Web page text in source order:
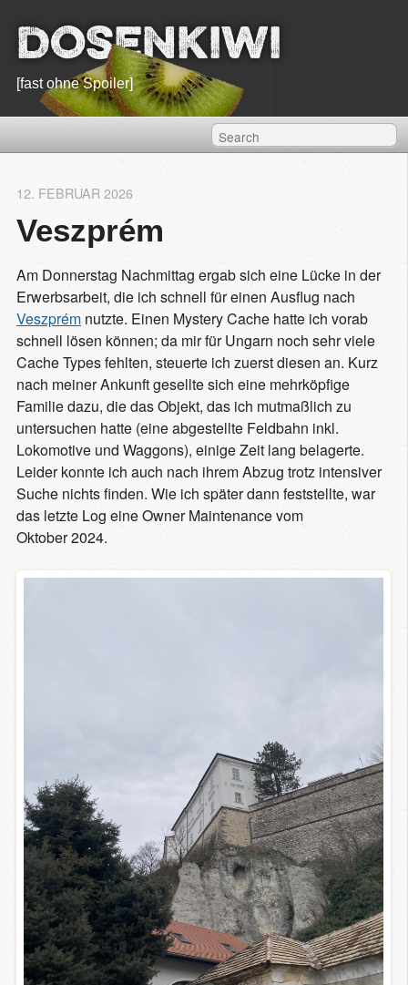
Dosenkiwi
[fast ohne Spoiler]
Veszprém
12. FEBRUAR 2026
Am Donnerstag Nachmittag ergab sich eine Lücke in der
Erwerbsarbeit, die ich schnell für einen Ausflug nach
Veszprém nutzte. Einen Mystery Cache hatte ich vorab
schnell lösen können; da mir für Ungarn noch sehr viele
Cache Types fehlten, steuerte ich zuerst diesen an. Kurz
nach meiner Ankunft gesellte sich eine mehrköpfige
Familie dazu, die das Objekt, das ich mutmaßlich zu
untersuchen hatte (eine abgestellte Feldbahn inkl.
Lokomotive und Waggons), einige Zeit lang belagerte.
Leider konnte ich auch nach ihrem Abzug trotz intensiver
Suche nichts finden. Wie ich später dann feststellte, war
das letzte Log eine Owner Maintenance vom
Oktober 2024.